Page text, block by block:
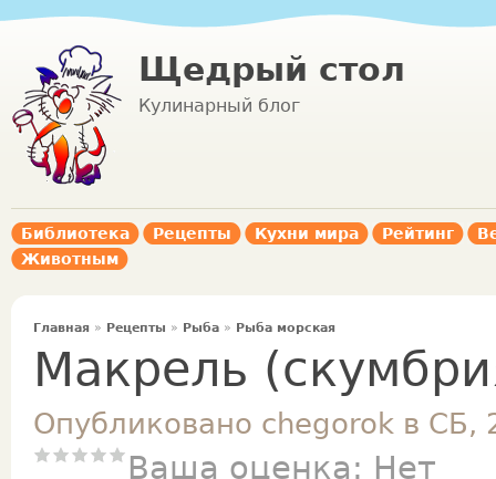
Щедрый стол
Кулинарный блог
Библиотека Рецепты Кухни мира Рейтинг
Животным
Главная » Рецепты » Рыба » Рыба морская
Макрель
Опубликовано chegorok в СБ,
Ваша оценка: Нет